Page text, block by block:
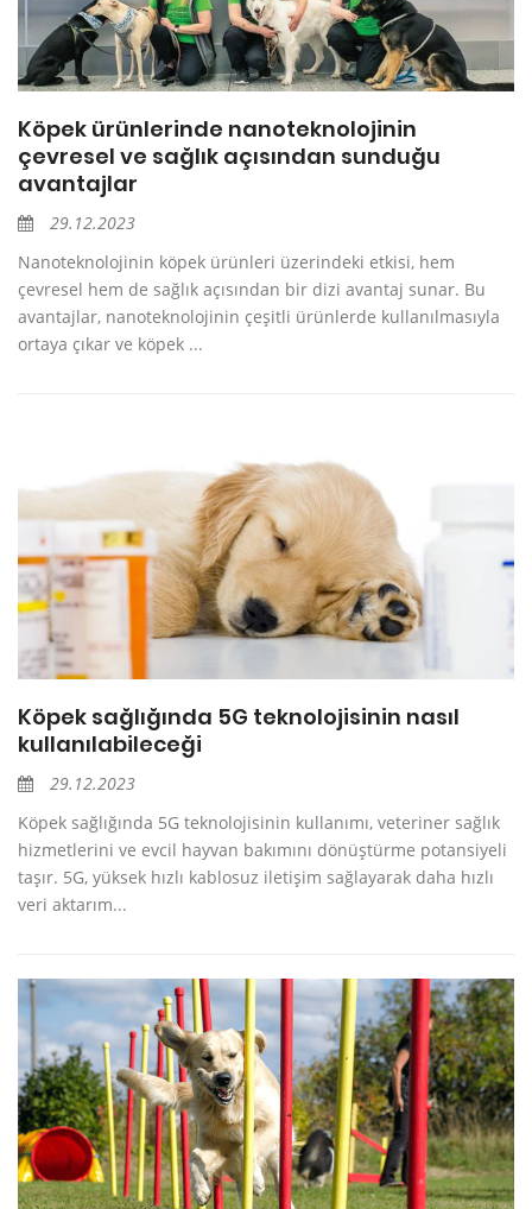
Köpek ürünlerinde nanoteknolojinin
çevresel ve sağlık açısından sunduğu
avantajlar
29.12.2023
Nanoteknolojinin köpek ürünleri üzerindeki etkisi, hem
çevresel hem de sağlık açısından bir dizi avantaj sunar. Bu
avantajlar, nanoteknolojinin çeşitli ürünlerde kullanılmasıyla
ortaya çıkar ve köpek ...
Köpek sağlığında 5G teknolojisinin nasıl
kullanılabileceği
29.12.2023
Köpek sağlığında 5G teknolojisinin kullanımı, veteriner sağlık
hizmetlerini ve evcil hayvan bakımını dönüştürme potansiyeli
taşır. 5G, yüksek hızlı kablosuz iletişim sağlayarak daha hızlı
veri aktarım...